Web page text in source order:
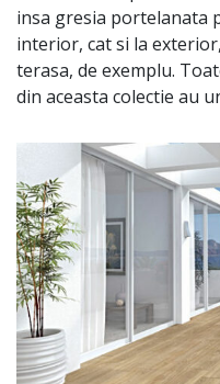
insa gresia portelanata
interior, cat si la
terasa, de exemplu.
din aceasta colectie au